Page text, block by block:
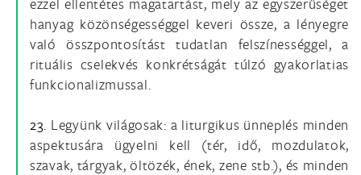
hanyag közönségességgel keveri össze, a lényegre
való összpontosítást tudatlan felszínességgel, a
rituális cselekvés konkrétságát túlzó gyakorlatias
funkcionalizmussal.
23. Legyünk világosak: a liturgikus ünneplés minden
aspektusára ügyelni kell (tér, idő, mozdulatok,
szavak, tárgyak, öltözék, ének, zene stb.), és minden